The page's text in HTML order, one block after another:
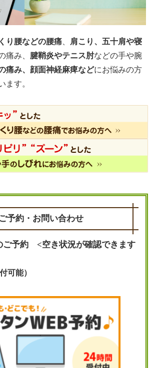
り腰などの腰痛
肩こり、五十肩や寝
痛み、 腱鞘炎やテニス肘などの手や腕
痛み、顔面神経麻痺などにお悩みの方
ます。
ご予約・お問い合わせ
ご予約 <空き状況が確認できます
可能）